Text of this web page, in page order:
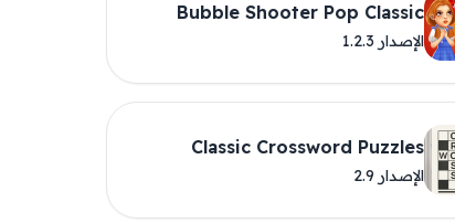
Bubble Shooter Pop Classic
الإصدار 1.2.3
Classic Crossword Puzzles
الإصدار 2.9